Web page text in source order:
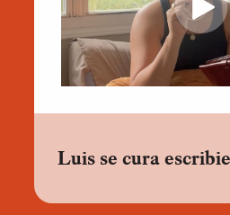
Luis se cura